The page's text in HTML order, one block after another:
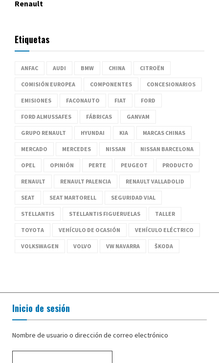
Renault
Etiquetas
ANFAC AUDI BMW CHINA CITROËN
COMISIÓN EUROPEA COMPONENTES CONCESIONARIOS
EMISIONES FACONAUTO FIAT FORD
FORD ALMUSSAFES FÁBRICAS GANVAM
GRUPO RENAULT HYUNDAI KIA MARCAS CHINAS
MERCADO MERCEDES NISSAN NISSAN BARCELONA
OPEL OPINIÓN PERTE PEUGEOT PRODUCTO
RENAULT RENAULT PALENCIA RENAULT VALLADOLID
SEAT SEAT MARTORELL SEGURIDAD VIAL
STELLANTIS STELLANTIS FIGUERUELAS TALLER
TOYOTA VEHÍCULO DE OCASIÓN VEHÍCULO ELÉCTRICO
VOLKSWAGEN VOLVO VW NAVARRA ŠKODA
Inicio de sesión
Nombre de usuario o dirección de correo electrónico